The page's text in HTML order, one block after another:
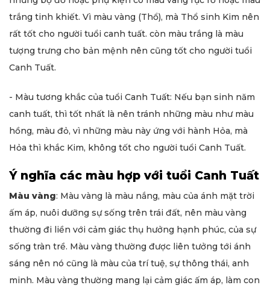
trắng tinh khiết. Vì màu vàng (Thổ), mà Thổ sinh Kim nên
rất tốt cho người tuổi canh tuất. còn màu trắng là màu
tượng trưng cho bản mệnh nên cũng tốt cho người tuổi
Canh Tuất.
- Màu tương khắc của tuổi Canh Tuất: Nếu bạn sinh năm
canh tuất, thì tốt nhất là nên tránh những màu như màu
hồng, màu đỏ, vì những màu này ứng với hành Hỏa, mà
Hỏa thì khắc Kim, không tốt cho người tuổi Canh Tuất.
Ý nghĩa các màu hợp với tuổi Canh Tuất
Màu vàng: Màu vàng là màu nắng, màu của ánh mặt trời
ấm áp, nuôi dưỡng sự sống trên trái đất, nên màu vàng
thường đi liền với cảm giác thụ hưởng hạnh phúc, của sự
sống tràn trề. Màu vàng thường được liên tưởng tới ánh
sáng nên nó cũng là màu của trí tuệ, sự thông thái, anh
minh. Màu vàng thường mang lại cảm giác ấm áp, làm con